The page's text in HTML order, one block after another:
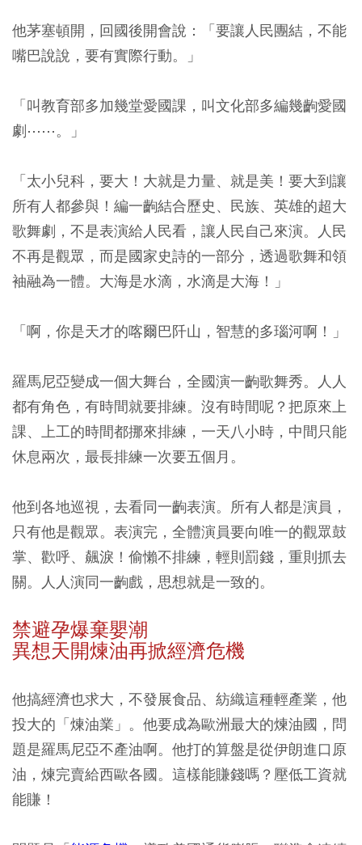
他茅塞頓開，回國後開會說：「要讓人民團結，不能
嘴巴說說，要有實際行動。」
「叫教育部多加幾堂愛國課，叫文化部多編幾齣愛國
劇⋯⋯。」
「太小兒科，要大！大就是力量、就是美！要大到讓
所有人都參與！編一齣結合歷史、民族、英雄的超大
歌舞劇，不是表演給人民看，讓人民自己來演。人民
不再是觀眾，而是國家史詩的一部分，透過歌舞和領
袖融為一體。大海是水滴，水滴是大海！」
「啊，你是天才的喀爾巴阡山，智慧的多瑙河啊！」
羅馬尼亞變成一個大舞台，全國演一齣歌舞秀。人人
都有角色，有時間就要排練。沒有時間呢？把原來上
課、上工的時間都挪來排練，一天八小時，中間只能
休息兩次，最長排練一次要五個月。
他到各地巡視，去看同一齣表演。所有人都是演員，
只有他是觀眾。表演完，全體演員要向唯一的觀眾鼓
掌、歡呼、飆淚！偷懶不排練，輕則罰錢，重則抓去
關。人人演同一齣戲，思想就是一致的。
禁避孕爆棄嬰潮
異想天開煉油再掀經濟危機
他搞經濟也求大，不發展食品、紡織這種輕產業，他
投大的「煉油業」。他要成為歐洲最大的煉油國，問
題是羅馬尼亞不產油啊。他打的算盤是從伊朗進口原
油，煉完賣給西歐各國。這樣能賺錢嗎？壓低工資就
能賺！